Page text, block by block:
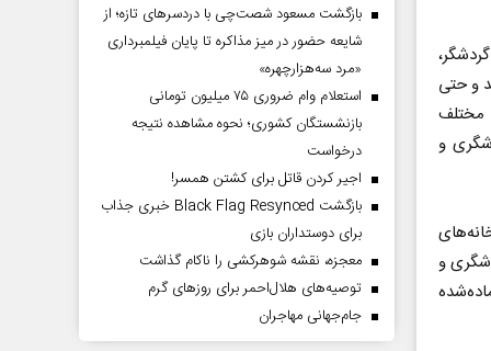
و حتی
مختلف
و
خانه‌های
و
بازگشت مسعود شصت‌چی با دردسر‌های تازه؛ از
شایعه حضور در میز مذاکره تا پایان فیلمبرداری
«مرد سه‌هزارچهره»
استعلام وام ضروری ۷۵ میلیون تومانی
بازنشستگان کشوری؛ نحوه مشاهده نتیجه
درخواست
اجیر کردن قاتل برای کشتن همسر!
بازگشت Black Flag Resynced خبری جذاب
برای دوستداران بازی
معجزه، نقشه شوهرکشی را ناکام گذاشت
توصیه‌های هلال‌احمر برای روز‌های گرم
جام‌جهانی مهاجران